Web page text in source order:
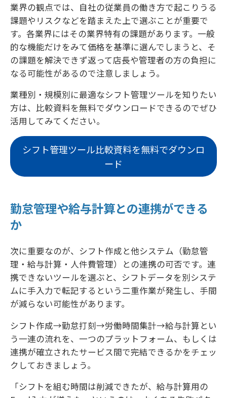
業界の観点では、自社の従業員の働き方で起こりうる
課題やリスクなどを踏まえた上で選ぶことが重要で
す。各業界にはその業界特有の課題があります。一般
的な機能だけをみて価格を基準に選んでしまうと、そ
の課題を解決できず返って店長や管理者の方の負担に
なる可能性があるので注意しましょう。
業種別・規模別に最適なシフト管理ツールを知りたい
方は、比較資料を無料でダウンロードできるのでぜひ
活用してみてください。
シフト管理ツール比較資料を無料でダウンロ
ード
勤怠管理や給与計算との連携ができる
か
次に重要なのが、シフト作成と他システム（勤怠管
理・給与計算・人件費管理）との連携の可否です。連
携できないツールを選ぶと、シフトデータを別システ
ムに手入力で転記するという二重作業が発生し、手間
が減らない可能性があります。
シフト作成→勤怠打刻→労働時間集計→給与計算とい
う一連の流れを、一つのプラットフォーム、もしくは
連携が確立されたサービス間で完結できるかをチェッ
クしておきましょう。
「シフトを組む時間は削減できたが、給与計算用の